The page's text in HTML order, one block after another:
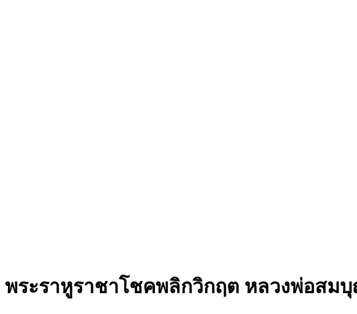
พระราหูราชาโชคพลิกวิกฤต หลวงพ่อสม